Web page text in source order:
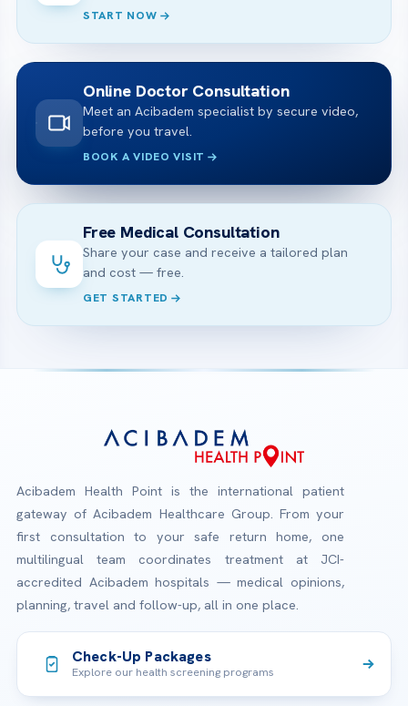
START NOW
Online Doctor Consultation
Meet an Acibadem specialist by secure video,
before you travel.
BOOK A VIDEO VISIT
Free Medical Consultation
Share your case and receive a tailored plan
and cost — free.
GET STARTED
Acibadem Health Point is the international patient
gateway of Acibadem Healthcare Group. From your
first consultation to your safe return home, one
multilingual team coordinates treatment at JCI-
accredited Acibadem hospitals — medical opinions,
planning, travel and follow-up, all in one place.
Check-Up Packages
Explore our health screening programs